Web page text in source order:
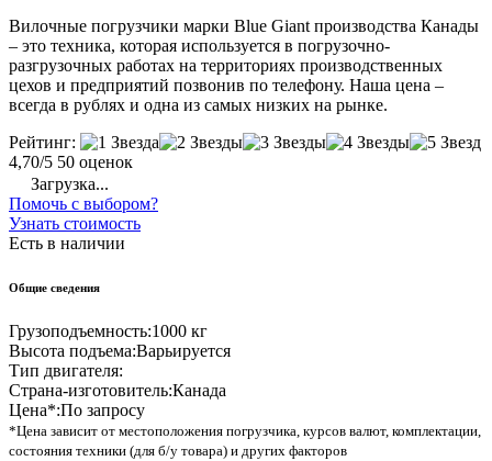
Вилочные погрузчики марки Blue Giant производства Канады
– это техника, которая используется в погрузочно-
разгрузочных работах на территориях производственных
цехов и предприятий позвонив по телефону. Наша цена –
всегда в рублях и одна из самых низких на рынке.
Рейтинг:
4,70/5 50 оценок
Загрузка...
Помочь с выбором?
Узнать стоимость
Есть в наличии
Общие сведения
Грузоподъемность:1000 кг
Высота подъема:Варьируется
Тип двигателя:
Страна-изготовитель:Канада
Цена*:По запросу
*Цена зависит от местоположения погрузчика, курсов валют, комплектации,
состояния техники (для б/у товара) и других факторов